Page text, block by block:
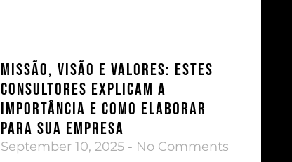
Missão, Visão e Valores: estes
consultores explicam a
importância e como elaborar
para sua empresa
September 10, 2025
No Comments